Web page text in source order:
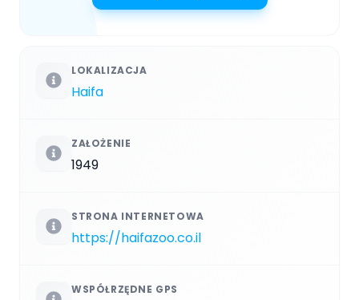
LOKALIZACJA
Haifa
ZAŁOŻENIE
1949
STRONA INTERNETOWA
https://haifazoo.co.il
WSPÓŁRZĘDNE GPS